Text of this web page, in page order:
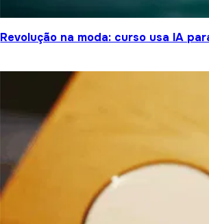
Revolução na moda: curso usa IA